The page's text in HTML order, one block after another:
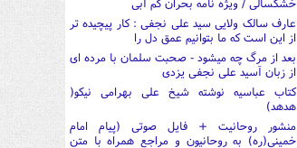
خشکسالی / ویژه نامه بحران کم آبی
عارف سالک ولایی سید علی نجفی : کار پیچیده تر
از این است که ما بتوانیم عمق دل را
بعد از مرگ چه میشود - صحبت سلمان با مرده ای
از زبان آسید علی نجفی یزدی
کتاب عباسیه نوشته شیخ علی بهرامی نیکو(
هدهد)
منشور روحانیت + فایل صوتی (پیام امام
خمینی(ره) به روحانیون و مراجع همراه با متن